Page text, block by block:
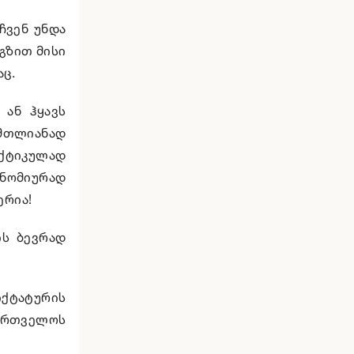
უნდა
მისი
ჰყავს
ბევრად